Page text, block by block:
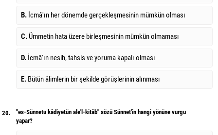
B. İcmâ'ın her dönemde gerçekleşmesinin mümkün olması
C. Ümmetin hata üzere birleşmesinin mümkün olmaması
D. İcmâ'ın nesih, tahsis ve yoruma kapalı olması
E. Bütün âlimlerin bir şekilde görüşlerinin alınması
20.
"es-Sünnetu kâdiyetün ale'l-kitâb" sözü Sünnet'in hangi yönüne vurgu
yapar?